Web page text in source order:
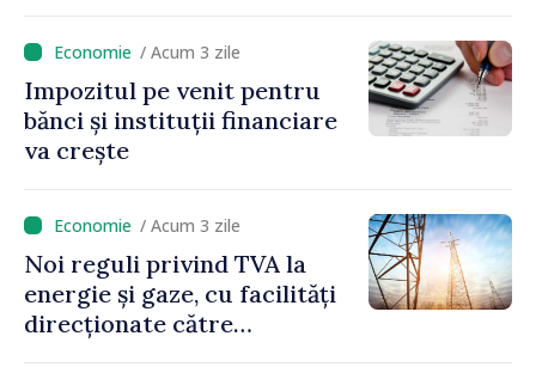
/ Acum 3 zile
Impozitul pe venit pentru
bănci și instituții financiare
va crește
/ Acum 3 zile
Noi reguli privind TVA la
energie și gaze, cu facilități
direcționate către